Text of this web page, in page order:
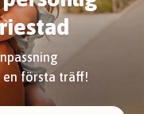
en första träff!